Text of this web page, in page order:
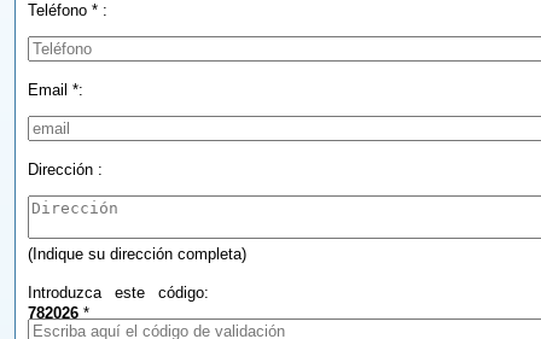
Teléfono * :
Email *:
Dirección :
(Indique su dirección completa)
Introduzca este código:
782026 *